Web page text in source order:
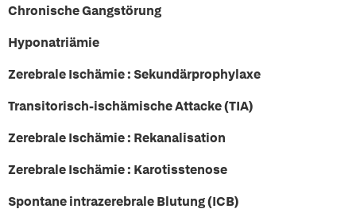
Chronische Gangstörung
Hyponatriämie
Zerebrale Ischämie : Sekundärprophylaxe
Transitorisch-ischämische Attacke (TIA)
Zerebrale Ischämie : Rekanalisation
Zerebrale Ischämie : Karotisstenose
Spontane intrazerebrale Blutung (ICB)